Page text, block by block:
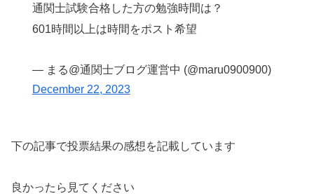
通関士試験合格した方の勉強時間は？
601時間以上は時間をポスト希望
— まる@通関士ブログ運営中 (@maru0900900)
December 22, 2023
下の記事で投票結果の感想を記載しています
良かったら見てください